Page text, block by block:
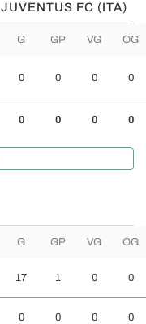
FC (ITA)
G GP VG OG
0 0 0 0
0 0 0 0
G GP VG OG
17 1 0 0
0 0 0 0